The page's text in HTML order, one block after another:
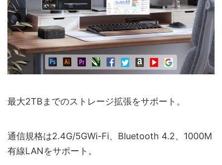
最大2TBまでのストレージ拡張をサポート。
通信規格は2.4G/5GWi-Fi、Bluetooth 4.2、1000M
有線LANをサポート。